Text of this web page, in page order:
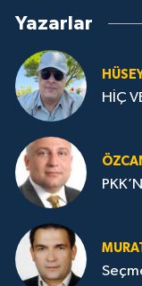
Yazarlar
HİÇ